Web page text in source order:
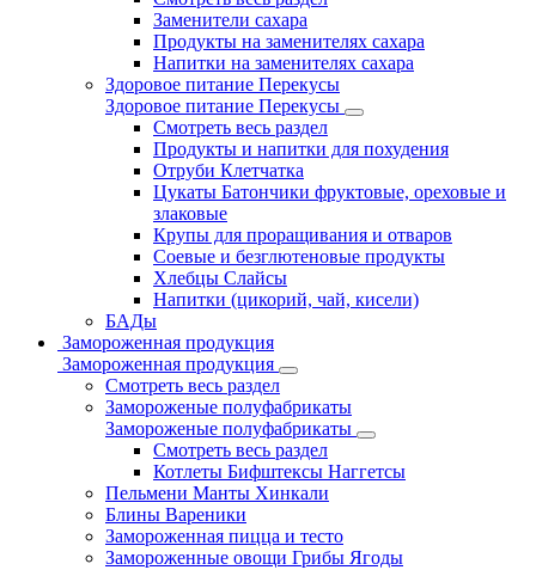
Заменители сахара
Продукты на заменителях сахара
Напитки на заменителях сахара
Здоровое питание Перекусы
Здоровое питание Перекусы
Смотреть весь раздел
Продукты и напитки для похудения
Отруби Клетчатка
Цукаты Батончики фруктовые, ореховые и
злаковые
Крупы для проращивания и отваров
Соевые и безглютеновые продукты
Хлебцы Слайсы
Напитки (цикорий, чай, кисели)
БАДы
Замороженная продукция
Замороженная продукция
Смотреть весь раздел
Замороженые полуфабрикаты
Замороженые полуфабрикаты
Смотреть весь раздел
Котлеты Бифштексы Наггетсы
Пельмени Манты Хинкали
Блины Вареники
Замороженная пицца и тесто
Замороженные овощи Грибы Ягоды